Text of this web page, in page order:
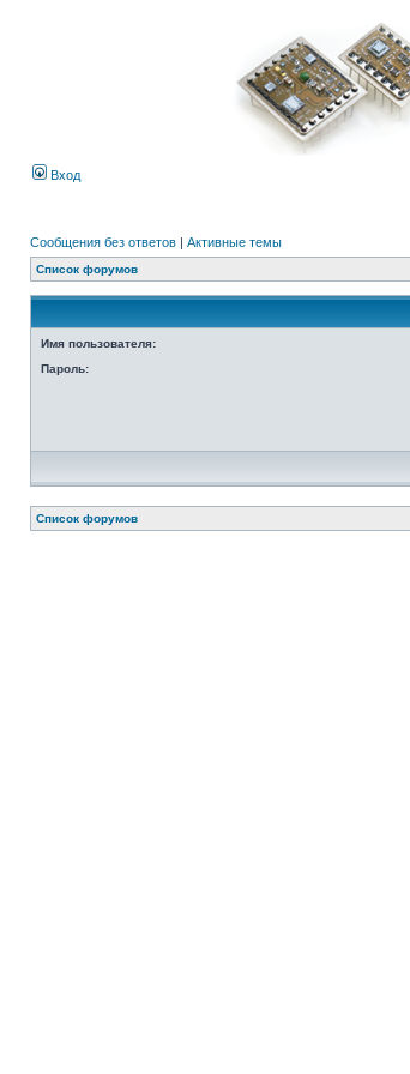
Вход
Сообщения без ответов | Активные темы
Список форумов
Имя пользователя:
Пароль:
Список форумов